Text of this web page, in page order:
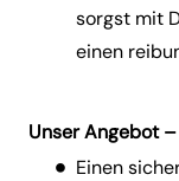
sorgst mit
einen
Unser Angebot
Einen